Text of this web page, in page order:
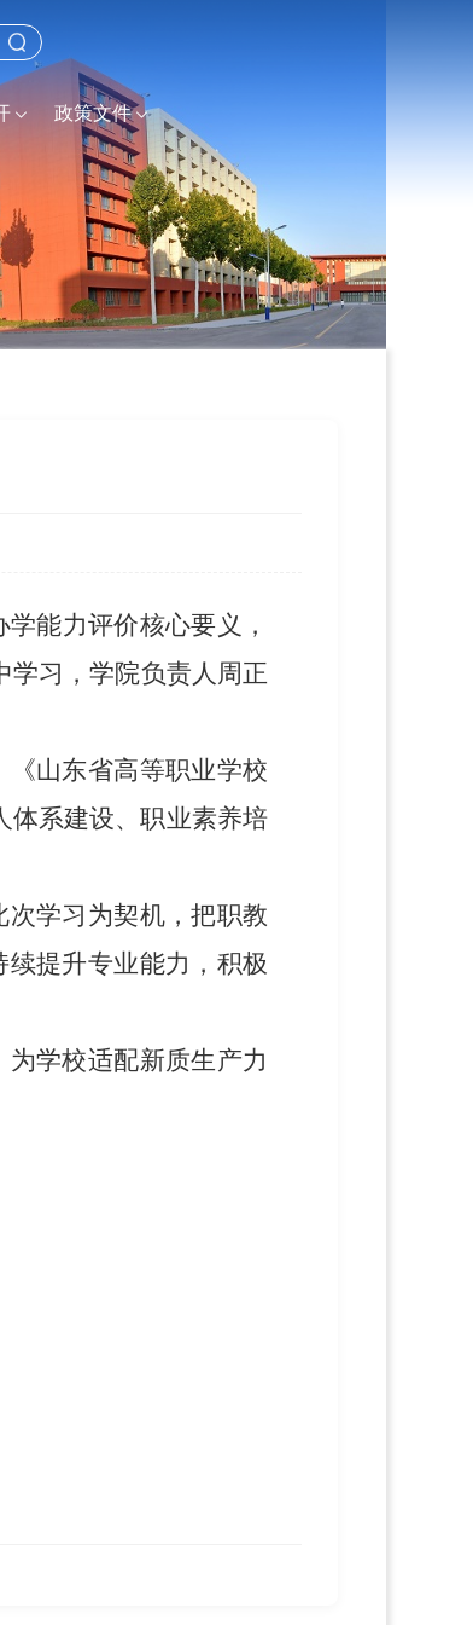
政策文件
能力评价核心要义，
学习，学院负责人周正
山东省高等职业学校
体系建设、职业素养培
学习为契机，把职教
提升专业能力，积极
学校适配新质生产力